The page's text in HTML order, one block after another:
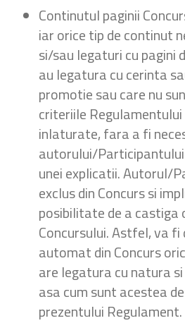
Continutul paginii
iar orice tip de continut
si/sau legaturi cu pagini
au legatura cu cerinta
promotie sau care nu
criteriile
inlaturate, fara a fi
autorului/
unei explicatii. Autorul/
exclus din Concurs si
posibilitate de a castiga
Concursului. Astfel, va
automat din Concurs
are legatura cu natura
asa cum sunt acestea
prezentului Regulament.